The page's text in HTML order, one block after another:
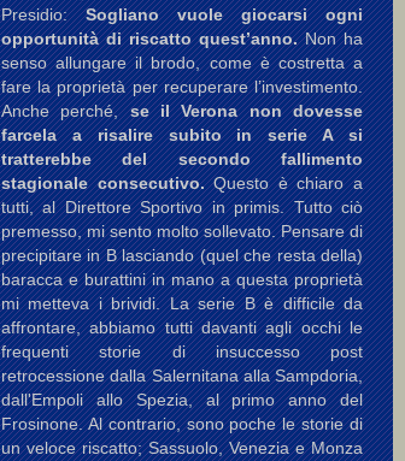
Presidio:Sogliano vuole giocarsi ogni
opportunità di riscatto quest’anno.Non ha
senso allungare il brodo, come è costretta a
fare la proprietà per recuperare l’investimento.
Anche perché,se il Verona non dovesse
farcela a risalire subito in serie A si
tratterebbe del secondo fallimento
stagionale consecutivo.Questo è chiaro a
tutti, al Direttore Sportivo in primis. Tutto ciò
premesso, mi sento molto sollevato. Pensare di
precipitare in B lasciando (quel che resta della)
baracca e burattini in mano a questa proprietà
mi metteva i brividi. La serie B è difficile da
affrontare, abbiamo tutti davanti agli occhi le
frequenti storie di insuccesso post
retrocessione dalla Salernitana alla Sampdoria,
dall'Empoli allo Spezia, al primo anno del
Frosinone. Al contrario, sono poche le storie di
un veloce riscatto; Sassuolo, Venezia e Monza